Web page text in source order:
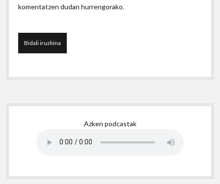
komentatzen dudan hurrengorako.
Sidebar
Azken podcastak